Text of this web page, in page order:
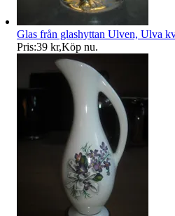
Glas från glashyttan Ulven, Ulva
Pris:39 kr,Köp nu.